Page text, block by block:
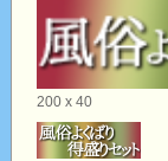
200 x 40